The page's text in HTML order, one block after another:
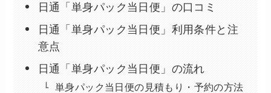
日通「単身パック当日便」の口コミ
日通「単身パック当日便」利用条件と注
意点
日通「単身パック当日便」の流れ
単身パック当日便の見積もり・予約の方法